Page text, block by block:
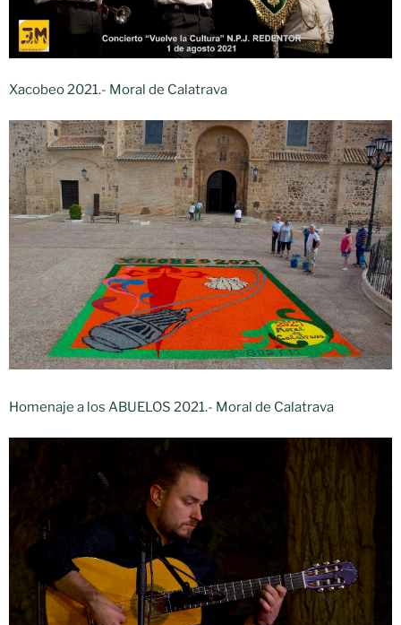
Xacobeo 2021.- Moral de Calatrava
Homenaje a los ABUELOS 2021.- Moral de Calatrava